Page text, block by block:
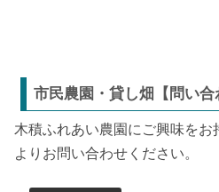
市民農園・貸し畑【問い合
木積ふれあい農園にご興味を
よりお問い合わせください。